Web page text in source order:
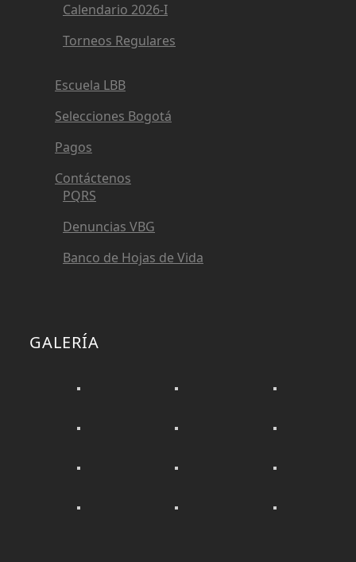
Calendario 2026-I
Torneos Regulares
Escuela LBB
Selecciones Bogotá
Pagos
Contáctenos
PQRS
Denuncias VBG
Banco de Hojas de Vida
GALERÍA